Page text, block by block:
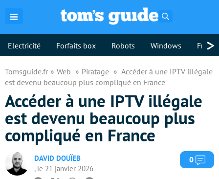
Electricité Forfaits box Robots Windows >
Tomsguide.fr Web Piratage
Accéder à une IPTV illégale
est devenu beaucoup plus compliqué en France
Accéder à une IPTV illégale
est devenu beaucoup plus
compliqué en France
DAVID DOUÏEB
, le 21 janvier 2026
0